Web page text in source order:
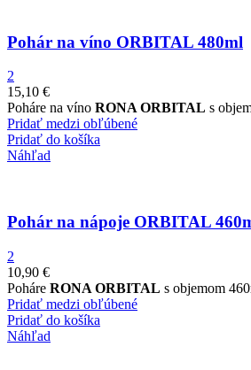
Pohár na víno ORBITAL 480ml
2
15,10 €
Poháre na víno RONA ORBITAL s
Pridať medzi obľúbené
Pridať do košíka
Náhľad
Pohár na nápoje ORBITAL
2
10,90 €
Poháre RONA ORBITAL s objemom
Pridať medzi obľúbené
Pridať do košíka
Náhľad